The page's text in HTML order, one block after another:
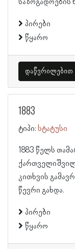
საზოგადოების
პირები
წყარო
დაწვრილებით
1883
ტიპი: სტატუსი
1883 წელს
კითხვის
წევრი გახდა.
პირები
წყარო